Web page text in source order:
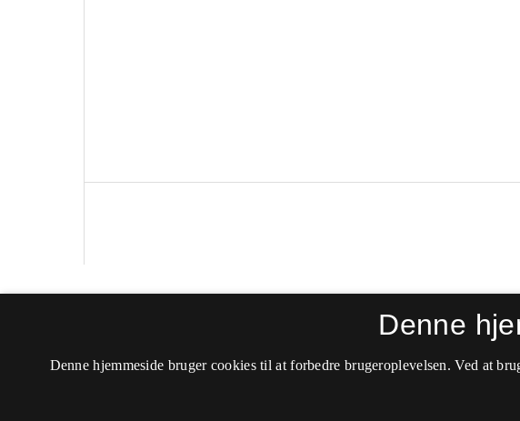
ISSN 2596-772X (Online)
Denne
Denne hjemmeside bruger cookies til at forbedre brugeroplevelsen. Ved at